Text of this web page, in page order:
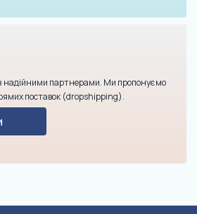
надійними партнерами. Ми пропонуємо
поставок (dropshipping).